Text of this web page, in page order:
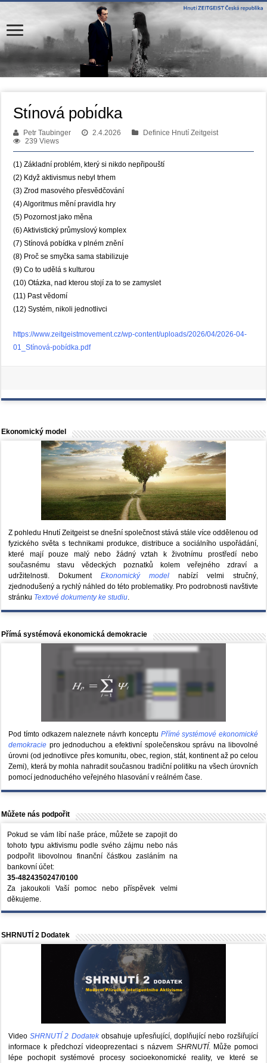
Stı́nová pobı́dka
Petr Taubinger 2.4.2026
Definice Hnutí Zeitgeist
239 Views
(1) Základní problém, který si nikdo nepřipouští
(2) Když aktivismus nebyl trhem
(3) Zrod masového přesvědčování
(4) Algoritmus mění pravidla hry
(5) Pozornost jako měna
(6) Aktivistický průmyslový komplex
(7) Stínová pobídka v plném znění
(8) Proč se smyčka sama stabilizuje
(9) Co to udělá s kulturou
(10) Otázka, nad kterou stojí za to se zamyslet
(11) Past vědomí
(12) Systém, nikoli jednotlivci
https://www.zeitgeistmovement.cz/wp-content/uploads/2026/04/2026-04-
01_Stínová-pobídka.pdf
Ekonomický model
Z pohledu Hnutí Zeitgeist se dnešní společnost stává stále více oddělenou od
fyzického světa s technikami produkce, distribuce a sociálního uspořádání,
které mají pouze malý nebo žádný vztah k životnímu prostředí nebo
současnému stavu vědeckých poznatků kolem veřejného zdraví a
udržitelnosti. DokumentEkonomický model nabízí velmi stručný,
zjednodušený a rychlý náhled do této problematiky. Pro podrobnosti navštivte
stránku Textové dokumenty ke studiu.
Přímá systémová ekonomická demokracie
Pod tímto odkazem naleznete návrh konceptu Přímé systémové ekonomické
demokracie pro jednoduchou a efektivní společenskou správu na libovolné
úrovni (od jednotlivce přes komunitu, obec, region, stát, kontinent až po celou
Zemi), která by mohla nahradit současnou tradiční politiku na všech úrovních
pomocí jednoduchého veřejného hlasování v reálném čase.
Můžete nás podpořit
Pokud se vám líbí naše práce, můžete se zapojit do
tohoto typu aktivismu podle svého zájmu nebo nás
podpořit libovolnou finanční částkou zasláním na
bankovní účet:
35-4824350247/0100
Za jakoukoli Vaší pomoc nebo příspěvek velmi
děkujeme.
SHRNUTÍ 2 Dodatek
VideoSHRNUTÍ 2 Dodatekobsahuje upřesňující, doplňující nebo rozšiřující
informace k předchozí videoprezentaci s názvem SHRNUTÍ. Může pomoci
lépe pochopit systémové procesy socioekonomické reality, ve které se